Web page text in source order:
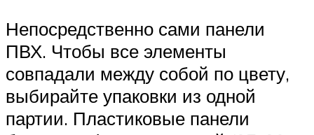
Непосредственно сами панели
ПВХ. Чтобы все элементы
совпадали между собой по цвету,
выбирайте упаковки из одной
партии. Пластиковые панели